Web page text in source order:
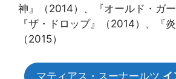
神』（2014）、『オールド・ガ
『ザ・ドロップ』（2014）、『
（2015）
マティアス・スーナールツ イ